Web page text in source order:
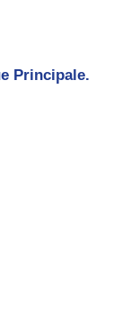
Principale.